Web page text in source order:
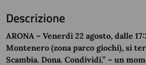
Descrizione
ARONA – Venerdì 22 agosto, dalle
Montenero (zona parco giochi), si
Scambia. Dona. Condividi.” – un